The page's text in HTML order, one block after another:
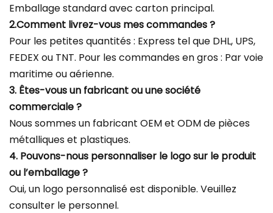
Emballage standard avec carton principal.
2.Comment livrez-vous mes commandes ?
Pour les petites quantités : Express tel que DHL, UPS,
FEDEX ou TNT. Pour les commandes en gros : Par voie
maritime ou aérienne.
3. Êtes-vous un fabricant ou une société
commerciale ?
Nous sommes un fabricant OEM et ODM de pièces
métalliques et plastiques.
4. Pouvons-nous personnaliser le logo sur le produit
ou l’emballage ?
Oui, un logo personnalisé est disponible. Veuillez
consulter le personnel.